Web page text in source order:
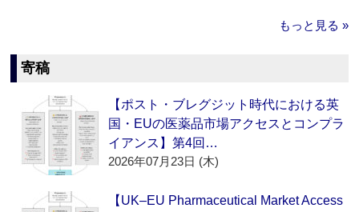
もっと見る »
寄稿
【ポスト・ブレグジット時代における英
国・EUの医薬品市場アクセスとコンプラ
イアンス】第4回…
2026年07月23日 (木)
【UK–EU Pharmaceutical Market Access